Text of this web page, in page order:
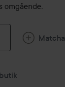
omgående.
Matcha